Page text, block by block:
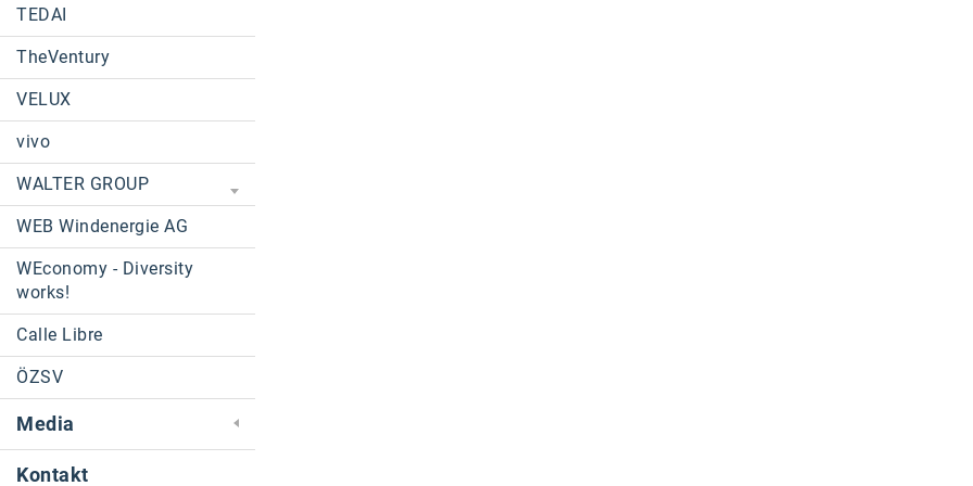
TEDAI
TheVentury
VELUX
vivo
WALTER GROUP
WEB Windenergie AG
WEconomy - Diversity
works!
Calle Libre
ÖZSV
Media
Kontakt